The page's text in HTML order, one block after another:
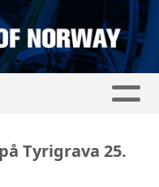
Tyrigrava 25.